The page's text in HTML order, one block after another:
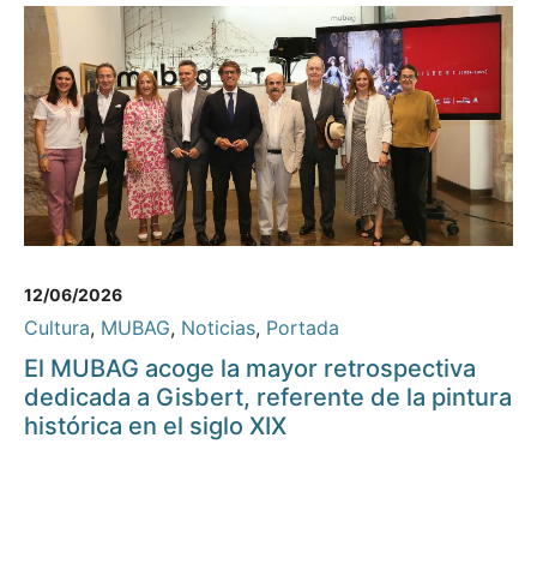
12/06/2026
Cultura, MUBAG, Noticias, Portada
El MUBAG acoge la mayor retrospectiva
dedicada a Gisbert, referente de la pintura
histórica en el siglo XIX